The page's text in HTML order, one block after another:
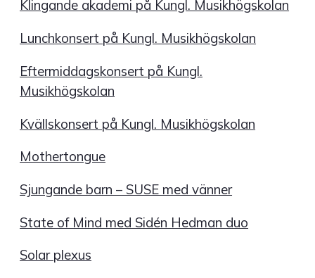
Klingande akademi på Kungl. Musikhögskolan
Lunchkonsert på Kungl. Musikhögskolan
Eftermiddagskonsert på Kungl.
Musikhögskolan
Kvällskonsert på Kungl. Musikhögskolan
Mothertongue
Sjungande barn – SUSE med vänner
State of Mind med Sidén Hedman duo
Solar plexus